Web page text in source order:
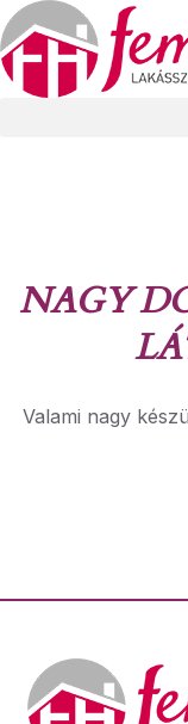
NAGY
Valami nagy